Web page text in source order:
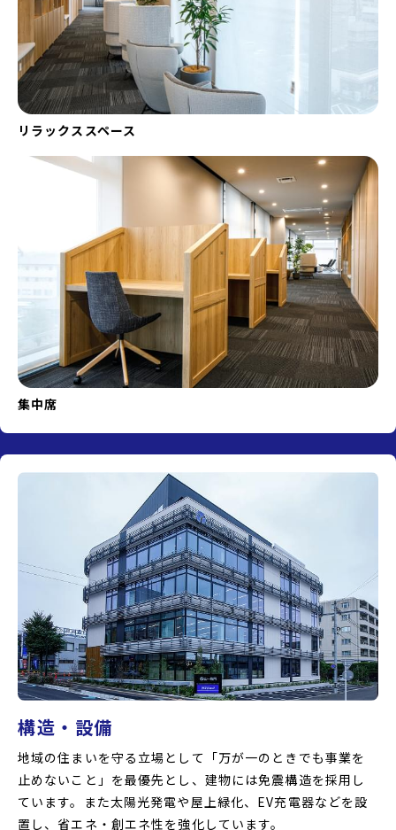
リラックススペース
集中席
構造・設備
地域の住まいを守る立場として「万が一のときでも事業を
止めないこと」を最優先とし、建物には免震構造を採用し
ています。また太陽光発電や屋上緑化、EV充電器などを設
置し、省エネ・創エネ性を強化しています。